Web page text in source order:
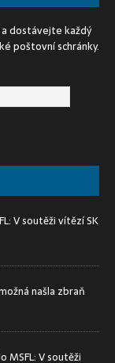
dostávejte každý
poštovní schránky.
V soutěži vítězí SK
našla zbraň
MSFL: V soutěži